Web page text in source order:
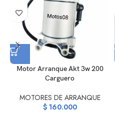
Motor Arranque Akt 3w 200
Carguero
MOTORES DE ARRANQUE
$160.000